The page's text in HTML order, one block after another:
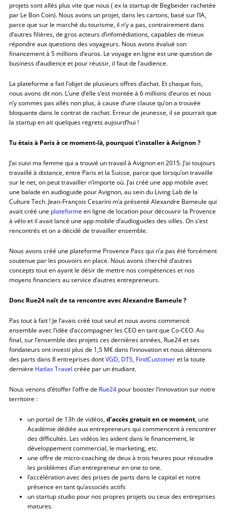
projets sont allés plus vite que nous ( ex la startup de Begbeider rachetée
par Le Bon Coin). Nous avons un projet, dans les cartons, basé sur l’IA,
parce que sur le marché du tourisme, il n’y a pas, contrairement dans
d’autres filières, de gros acteurs d’infomédiations, capables de mieux
répondre aux questions des voyageurs. Nous avons évalué son
financement à 5 millions d’euros. Le voyage en ligne est une question de
business d’audience et pour réussir, il faut de l’audience.
La plateforme a fait l’objet de plusieurs offres d’achat. Et chaque fois,
nous avons dit non. L’une d’elle s’est montée à 6 millions d’euros et nous
n’y sommes pas allés non plus, à cause d’une clause qu’on a trouvée
bloquante dans le contrat de rachat. Erreur de jeunesse, il se pourrait que
la startup en ait quelques regrets aujourd’hui !
Tu étais à Paris à ce moment-là, pourquoi t’installer à Avignon ?
J’ai suivi ma femme qui a trouvé un travail à Avignon en 2015. J’ai toujours
travaillé à distance, entre Paris et la Suisse, parce que lorsqu’on travaille
sur le net, on peut travailler n’importe où. J’ai créé une app mobile avec
une balade en audioguide pour Avignon, au sein du Living Lab de la
Culture Tech. Jean-François Cesarini m’a présenté Alexandre Bameule qui
avait créé une plateformeen ligne de location pour découvrir la Provence
à vélo et il avait lancé une app mobile d’audioguides des villes. On s’est
rencontrés et on a décidé de travailler ensemble.
Nous avons créé une plateforme Provence Pass qui n’a pas été forcément
soutenue par les pouvoirs en place. Nous avons cherché d’autres
concepts tout en ayant le désir de mettre nos compétences et nos
moyens financiers au service d’autres entrepreneurs.
Donc Rue24 naît de ta rencontre avec Alexandre Bameule ?
Pas tout à fait ! Je l’avais créé tout seul et nous avons commencé
ensemble avec l’idée d’accompagner les CEO en tant que Co-CEO. Au
final, sur l’ensemble des projets ces dernières années, Rue24 et ses
fondateurs ont investi plus de 1,5 M€ dans l’innovation et nous détenons
des parts dans 8 entreprises dontVGD DTS FindCustomeret la toute
dernière Hatlas Travel créée par un étudiant.
Nous venons d’étoffer l’offre de Rue24 pour booster l’innovation sur notre
territoire :
un portail de 13h de vidéos,d’accès gratuit en ce moment, une
Académie dédiée aux entrepreneurs qui commencent à rencontrer
des difficultés. Les vidéos les aident dans le financement, le
développement commercial, le marketing, etc.
une offre de micro-coaching de deux à trois heures pour résoudre
les problèmes d’un entrepreneur en one to one.
l’accélération avec des prises de parts dans le capital et notre
présence en tant qu’associés actifs
un startup studio pour nos propres projets ou ceux des entreprises
matures.